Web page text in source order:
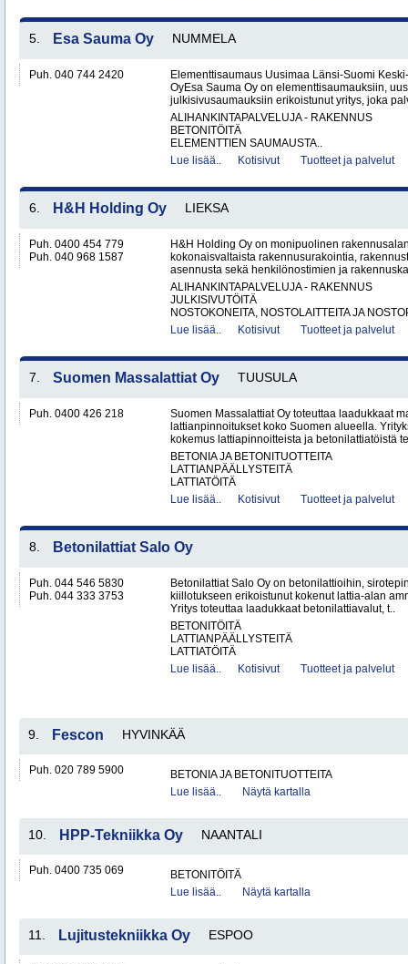
5. Esa Sauma Oy NUMMELA
Puh. 040 744 2420
Elementtisaumaus Uusimaa Länsi-Suomi
OyEsa Sauma Oy on elementtisaumauksiin,
julkisivusaumauksiin erikoistunut yritys, joka
ALIHANKINTAPALVELUJA - RAKENNUS
BETONITÖITÄ
ELEMENTTIEN SAUMAUSTA..
Lue lisää..
Kotisivut Tuotteet ja palvelut
6. H&H Holding Oy LIEKSA
Puh. 0400 454 779
Puh. 040 968 1587
H&H Holding Oy on monipuolinen
kokonaisvaltaista rakennusurakointia,
asennusta sekä henkilönostimien ja
ALIHANKINTAPALVELUJA - RAKENNUS
JULKISIVUTÖITÄ
NOSTOKONEITA, NOSTOLAITTEITA JA
Lue lisää..
Kotisivut Tuotteet ja palvelut
7. Suomen Massalattiat Oy TUUSULA
Puh. 0400 426 218
Suomen Massalattiat Oy toteuttaa laadukkaat
lattianpinnoitukset koko Suomen alueella.
kokemus lattiapinnoitteista ja betonilattiatöistä
BETONIA JA BETONITUOTTEITA
LATTIANPÄÄLLYSTEITÄ
LATTIATÖITÄ
Lue lisää..
Kotisivut Tuotteet ja palvelut
8. Betonilattiat Salo Oy
Puh. 044 546 5830
Puh. 044 333 3753
Betonilattiat Salo Oy on betonilattioihin,
kiillotukseen erikoistunut kokenut lattia-alan
Yritys toteuttaa laadukkaat betonilattiavalut, t..
BETONITÖITÄ
LATTIANPÄÄLLYSTEITÄ
LATTIATÖITÄ
Lue lisää..
Kotisivut Tuotteet ja palvelut
9. Fescon HYVINKÄÄ
Puh. 020 789 5900
BETONIA JA BETONITUOTTEITA
Lue lisää..
Näytä kartalla
10. HPP-Tekniikka Oy NAANTALI
Puh. 0400 735 069
BETONITÖITÄ
Lue lisää..
Näytä kartalla
11. Lujitustekniikka Oy ESPOO